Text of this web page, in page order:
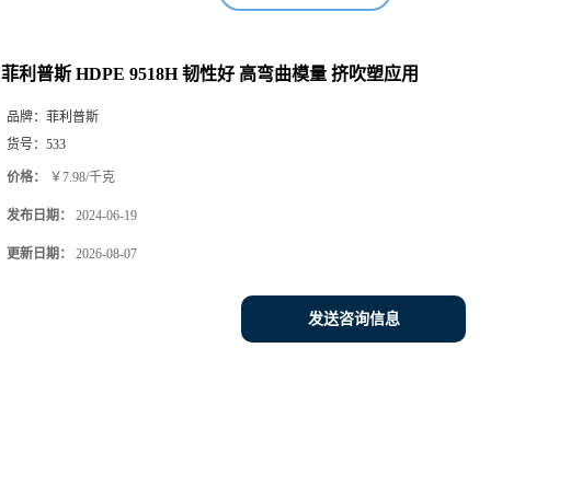
菲利普斯 HDPE 9518H 韧性好 高弯曲模量 挤吹塑应用
品牌： 菲利普斯
货号： 533
价格： ￥7.98/千克
发布日期： 2024-06-19
更新日期： 2026-08-07
发送咨询信息